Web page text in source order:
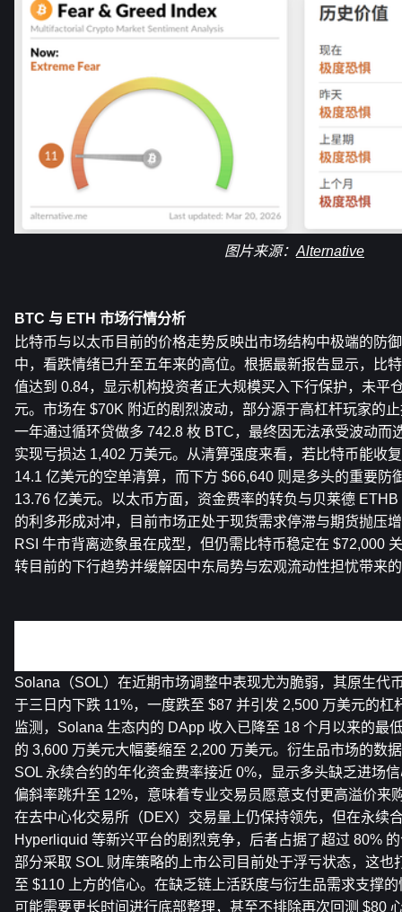
图片来源： Alternative
BTC 与 ETH 市场行情分析
比特币与以太币目前的价格走势反映出市场结构中极端的防
中，看跌情绪已升至五年来的高位。根据最新报告显示，比
值达到 0.84，显示机构投资者正大规模买入下行保护，未平
元。市场在 $70K 附近的剧烈波动，部分源于高杠杆玩家的
一年通过循环贷做多 742.8 枚 BTC，最终因无法承受波动而
实现亏损达 1,402 万美元。从清算强度来看，若比特币能收
14.1 亿美元的空单清算，而下方 $66,640 则是多头的重要防
13.76 亿美元。以太币方面，资金费率的转负与贝莱德
的利多形成对冲，目前市场正处于现货需求停滞与期货抛压
RSI 牛市背离迹象虽在成型，但仍需比特币稳定在 $72,000
转目前的下行趋势并缓解因中东局势与宏观流动性担忧带来
Solana（SOL）在近期市场调整中表现尤为脆弱，其原生代
于三日内下跌 11%，一度跌至 $87 并引发 2,500 万美元的杠
监测，Solana 生态内的 DApp 收入已降至 18 个月以来的最
的 3,600 万美元大幅萎缩至 2,200 万美元。衍生品市场的数
SOL 永续合约的年化资金费率接近 0%，显示多头缺乏进场
偏斜率跳升至 12%，意味着专业交易员愿意支付更高溢价来
在去中心化交易所（DEX）交易量上仍保持领先，但在永续
Hyperliquid 等新兴平台的剧烈竞争，后者占据了超过 80%
部分采取 SOL 财库策略的上市公司目前处于浮亏状态，这也
至 $110 上方的信心。在缺乏链上活跃度与衍生品需求支撑
可能需要更长时间进行底部整理，甚至不排除再次回测 $80